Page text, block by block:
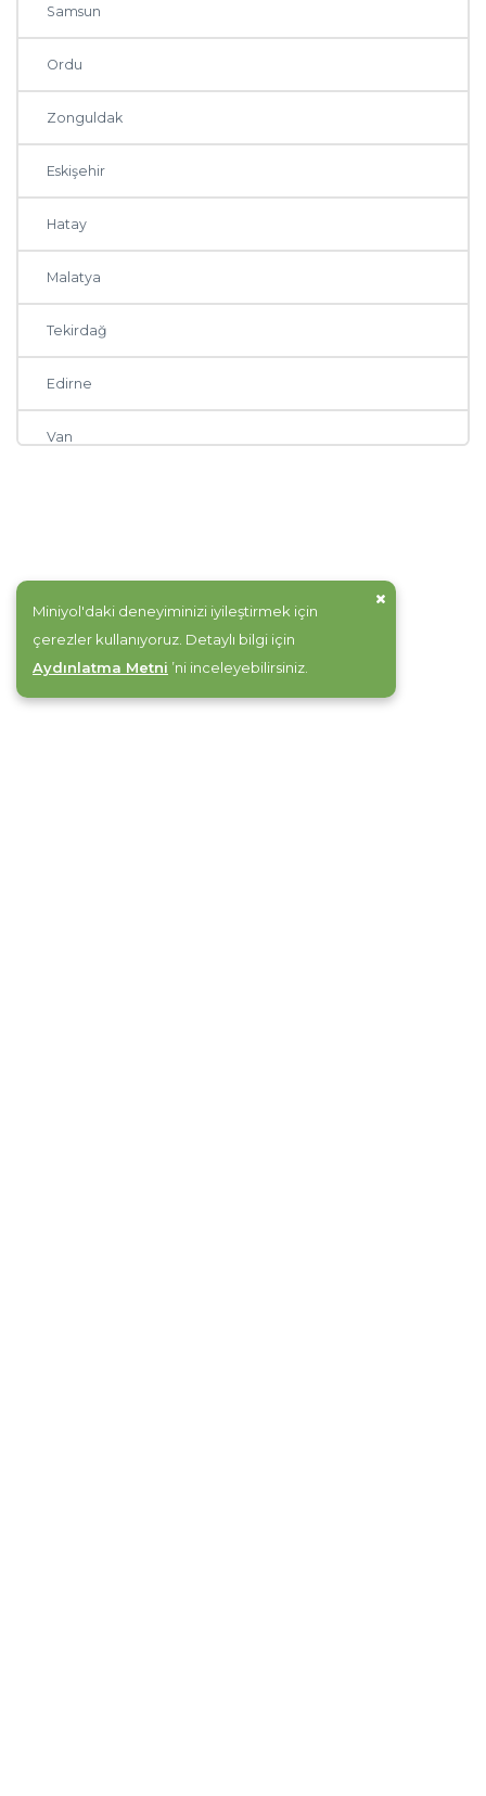
Samsun
Ordu
Zonguldak
Eskişehir
Hatay
Malatya
Tekirdağ
Edirne
Van
Konya
Kütahya
Miniyol'daki deneyiminizi iyileştirmek için
çerezler kullanıyoruz. Detaylı bilgi için
Aydınlatma Metni ’ni inceleyebilirsiniz.